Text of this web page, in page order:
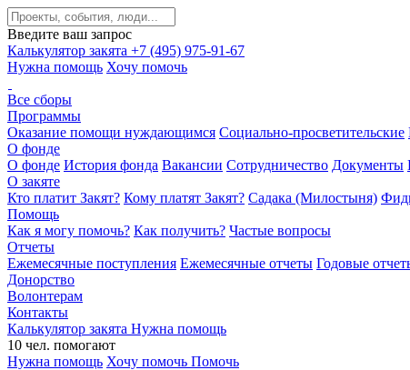
Введите ваш запрос
Калькулятор закята +7 (495) 975-91-67
Нужна помощь Хочу помочь
Все сборы
Программы
Оказание помощи нуждающимся Социально-просветительские
О фонде
О фонде История фонда Вакансии Сотрудничество Документы
О закяте
Кто платит Закят? Кому платят Закят? Садака (Милостыня)
Помощь
Как я могу помочь? Как получить? Частые вопросы
Отчеты
Ежемесячные поступления Ежемесячные отчеты Годовые
Донорство
Волонтерам
Контакты
Калькулятор закята Нужна помощь
10 чел. помогают
Нужна помощь Хочу помочь Помочь